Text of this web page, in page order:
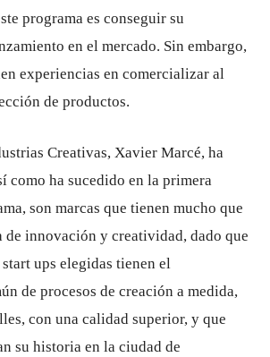
programa es conseguir su
en el mercado. Sin embargo,
experiencias en comercializar al
de productos.
Creativas, Xavier Marcé, ha
como ha sucedido en la primera
son marcas que tienen mucho que
de innovación y creatividad, dado que
ups elegidas tienen el
de procesos de creación a medida,
con una calidad superior, y que
su historia en la ciudad de